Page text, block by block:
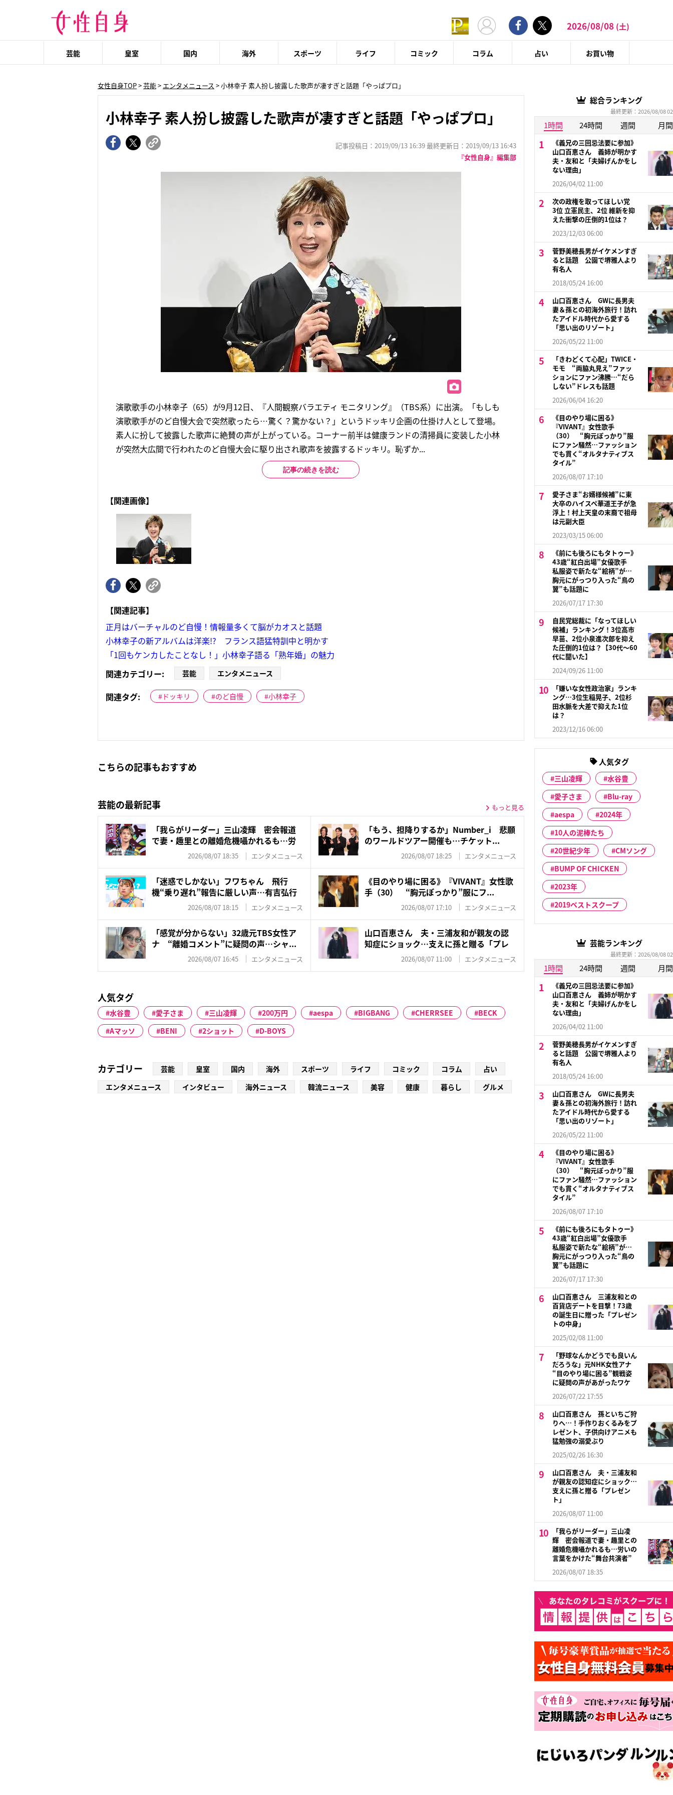
2026/08/08 (土)
芸能 皇室 国内 海外 スポーツ ライフ コミック コラム 占い お買い物
女性自身TOP>芸能> エンタメニュース > 小林幸子 素人扮し披露した歌声が凄すぎと話題「やっぱプロ」
小林幸子 素人扮し披露した歌声が凄すぎと話題「やっぱプロ」
記事投稿日：2019/09/13 16:39 最終更新日：2019/09/13 16:43
『女性自身』編集部
演歌歌手の小林幸子（65）が9月12日、『人間観察バラエティ モニタリング』（TBS系）に出演。「もしも
演歌歌手がのど自慢大会で突然歌ったら…驚く？驚かない？」というドッキリ企画の仕掛け人として登場。
素人に扮して披露した歌声に絶賛の声が上がっている。コーナー前半は健康ランドの清掃員に変装した小林
が突然大広間で行われたのど自慢大会に駆り出され歌声を披露するドッキリ。恥ずか...
記事の続きを読む
【関連画像】
【関連記事】
正月はバーチャルのど自慢！情報量多くて脳がカオスと話題
小林幸子の新アルバムは洋楽!? フランス語猛特訓中と明かす
「1回もケンカしたことなし！」小林幸子語る「熟年婚」の魅力
関連カテゴリー:
芸能 エンタメニュース
関連タグ: ドッキリ のど自慢 小林幸子
こちらの記事もおすすめ
芸能の最新記事 もっと見る
「我らがリーダー」三山凌輝 密会報道
で妻・趣里との離婚危機囁かれるも…労
2026/08/07 18:35 エンタメニュース
「もう、担降りするか」Number_i 悲願
のワールドツアー開催も…チケット...
2026/08/07 18:25 エンタメニュース
「迷惑でしかない」フワちゃん 飛行
機“乗り遅れ”報告に厳しい声…有吉弘行
2026/08/07 18:15 エンタメニュース
《目のやり場に困る》『VIVANT』女性歌
手（30） “胸元ぽっかり”服にフ...
2026/08/07 17:10 エンタメニュース
「感覚が分からない」32歳元TBS女性ア
ナ “離婚コメント”に疑問の声…シャ...
2026/08/07 16:45 エンタメニュース
山口百恵さん 夫・三浦友和が親友の認
知症にショック…支えに孫と贈る「プレ
2026/08/07 11:00 エンタメニュース
人気タグ
水谷豊 愛子さま 三山凌輝 200万円 aespa BIGBANG CHERRSEE
BECK
Aマッソ
BENI 2ショット D-BOYS
カテゴリー 芸能 皇室 国内 海外 スポーツ ライフ コミック コラム
占い
エンタメニュース
インタビュー 海外ニュース 韓流ニュース 美容 健康 暮らし グルメ
総合ランキング
最終更新：2026/08/08
1時間 24時間 週間 月間
《義兄の三回忌法要に参加》
山口百恵さん 義姉が明かす
夫・友和と「夫婦げんかをし
ない理由」
2026/04/02 11:00
次の政権を取ってほしい党
3位 立憲民主、2位 維新を抑
えた衝撃の圧倒的1位は？
2023/12/03 06:00
菅野美穂長男がイケメンすぎ
ると話題 公園で堺雅人より
有名人
2018/05/24 16:00
山口百恵さん GWに長男夫
妻＆孫との初海外旅行！訪れ
たアイドル時代から愛する
「思い出のリゾート」
2026/05/22 11:00
「きわどくて心配」TWICE・
モモ “両脇丸見え”ファッ
ションにファン沸騰…“だら
しない”ドレスも話題
2026/06/04 16:20
《目のやり場に困る》
『VIVANT』女性歌手
（30） “胸元ぽっかり”服
にファン騒然…ファッション
でも貫く“オルタナティブス
タイル”
2026/08/07 17:10
愛子さま“お婿様候補”に東
大卒のハイスペ華道王子が急
浮上！村上天皇の末裔で祖母
は元副大臣
2023/03/15 06:00
《前にも後ろにもタトゥー》
43歳“紅白出場”女優歌手
私服姿で新たな“絵柄”が…
胸元にがっつり入った“鳥の
翼”も話題に
2026/07/17 17:30
自民党総裁に「なってほしい
候補」ランキング！3位高市
早苗、2位小泉進次郎を抑え
た圧倒的1位は？【30代〜60
代に聞いた】
2024/09/26 11:00
「嫌いな女性政治家」ランキ
ング…3位生稲晃子、2位杉
田水脈を大差で抑えた1位
は？
2023/12/16 06:00
人気タグ
三山凌輝
水谷豊
愛子さま
Blu-ray
aespa
2024年
10人の泥棒たち
20世紀少年
CMソング
BUMP OF CHICKEN
2023年
2019ベストスクープ
芸能ランキング
最終更新：2026/08/08
1時間 24時間 週間 月間
《義兄の三回忌法要に参加》
山口百恵さん 義姉が明かす
夫・友和と「夫婦げんかをし
ない理由」
2026/04/02 11:00
菅野美穂長男がイケメンすぎ
ると話題 公園で堺雅人より
有名人
2018/05/24 16:00
山口百恵さん GWに長男夫
妻＆孫との初海外旅行！訪れ
たアイドル時代から愛する
「思い出のリゾート」
2026/05/22 11:00
《目のやり場に困る》
『VIVANT』女性歌手
（30） “胸元ぽっかり”服
にファン騒然…ファッション
でも貫く“オルタナティブス
タイル”
2026/08/07 17:10
《前にも後ろにもタトゥー》
43歳“紅白出場”女優歌手
私服姿で新たな“絵柄”が…
胸元にがっつり入った“鳥の
翼”も話題に
2026/07/17 17:30
山口百恵さん 三浦友和との
百貨店デートを目撃！73歳
の誕生日に贈った「プレゼン
トの中身」
2025/02/08 11:00
「野球なんかどうでも良いん
だろうな」元NHK女性アナ
“目のやり場に困る”観戦姿
に疑問の声があがったワケ
2026/07/22 17:55
山口百恵さん 孫といちご狩
りへ…！手作りおくるみをプ
レゼント、子供向けアニメも
猛勉強の溺愛ぶり
2025/02/26 16:30
山口百恵さん 夫・三浦友和
が親友の認知症にショック…
支えに孫と贈る「プレゼン
ト」
2026/08/07 11:00
「我らがリーダー」三山凌
輝 密会報道で妻・趣里との
離婚危機囁かれるも…労いの
言葉をかけた“舞台共演者”
2026/08/07 18:35